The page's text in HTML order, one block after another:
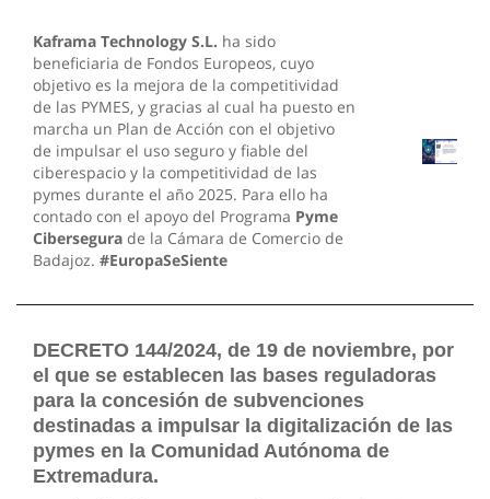
Kaframa Technology S.L. ha sido
beneficiaria de Fondos Europeos, cuyo
objetivo es la mejora de la competitividad
de las PYMES, y gracias al cual ha puesto en
marcha un Plan de Acción con el objetivo
de impulsar el uso seguro y fiable del
ciberespacio y la competitividad de las
pymes durante el año 2025. Para ello ha
contado con el apoyo del Programa Pyme
Cibersegura de la Cámara de Comercio de
Badajoz. #EuropaSeSiente
DECRETO 144/2024, de 19 de noviembre, por
el que se establecen las bases reguladoras
para la concesión de subvenciones
destinadas a impulsar la digitalización de las
pymes en la Comunidad Autónoma de
Extremadura.